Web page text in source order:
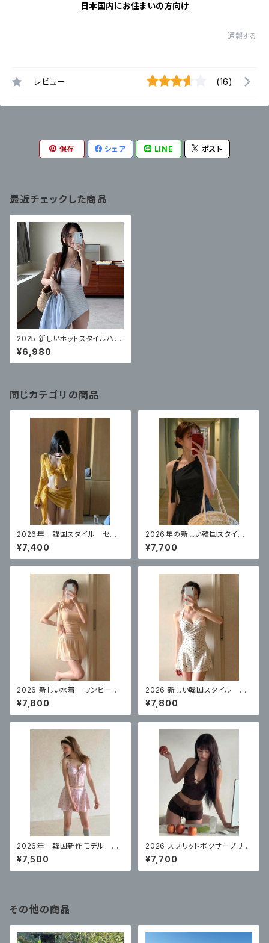
日本国内にお住まいの方向け
通報する
レビュー (16)
保存 シェア LINE ポスト
最近チェックした商品
2025 新しいホットスタイルハイ
エンド痩身ビキニワンピースカ
バー
¥6,980
同じカテゴリの商品
2026年 韓国スタイル セク
シービキニイエロー 4点セット
¥7,400
2026年の新しい韓国スタイ
ル ハイエンドのワンピースブ
ラックスカートスタイル 体型カ
バー
¥7,700
2026 新しい水着 ワンピース
スカートスタイルコンサバティ
ブ ハイエンド 体型カバー
¥7,800
2026 新しい韓国スタイル ワ
ンピーススカートスタイル白水
玉控えめな腹カバー
¥7,800
2026年 韓国新作モデル 高
級スプリットスカート ナイトプ
ールにぴったり
¥7,500
2026 スプリットボクサーブリー
フハイエンドコーヒーカラー水
玉リゾート
¥7,700
その他の商品